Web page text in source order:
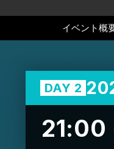
イベント概
DAY 2
21:00